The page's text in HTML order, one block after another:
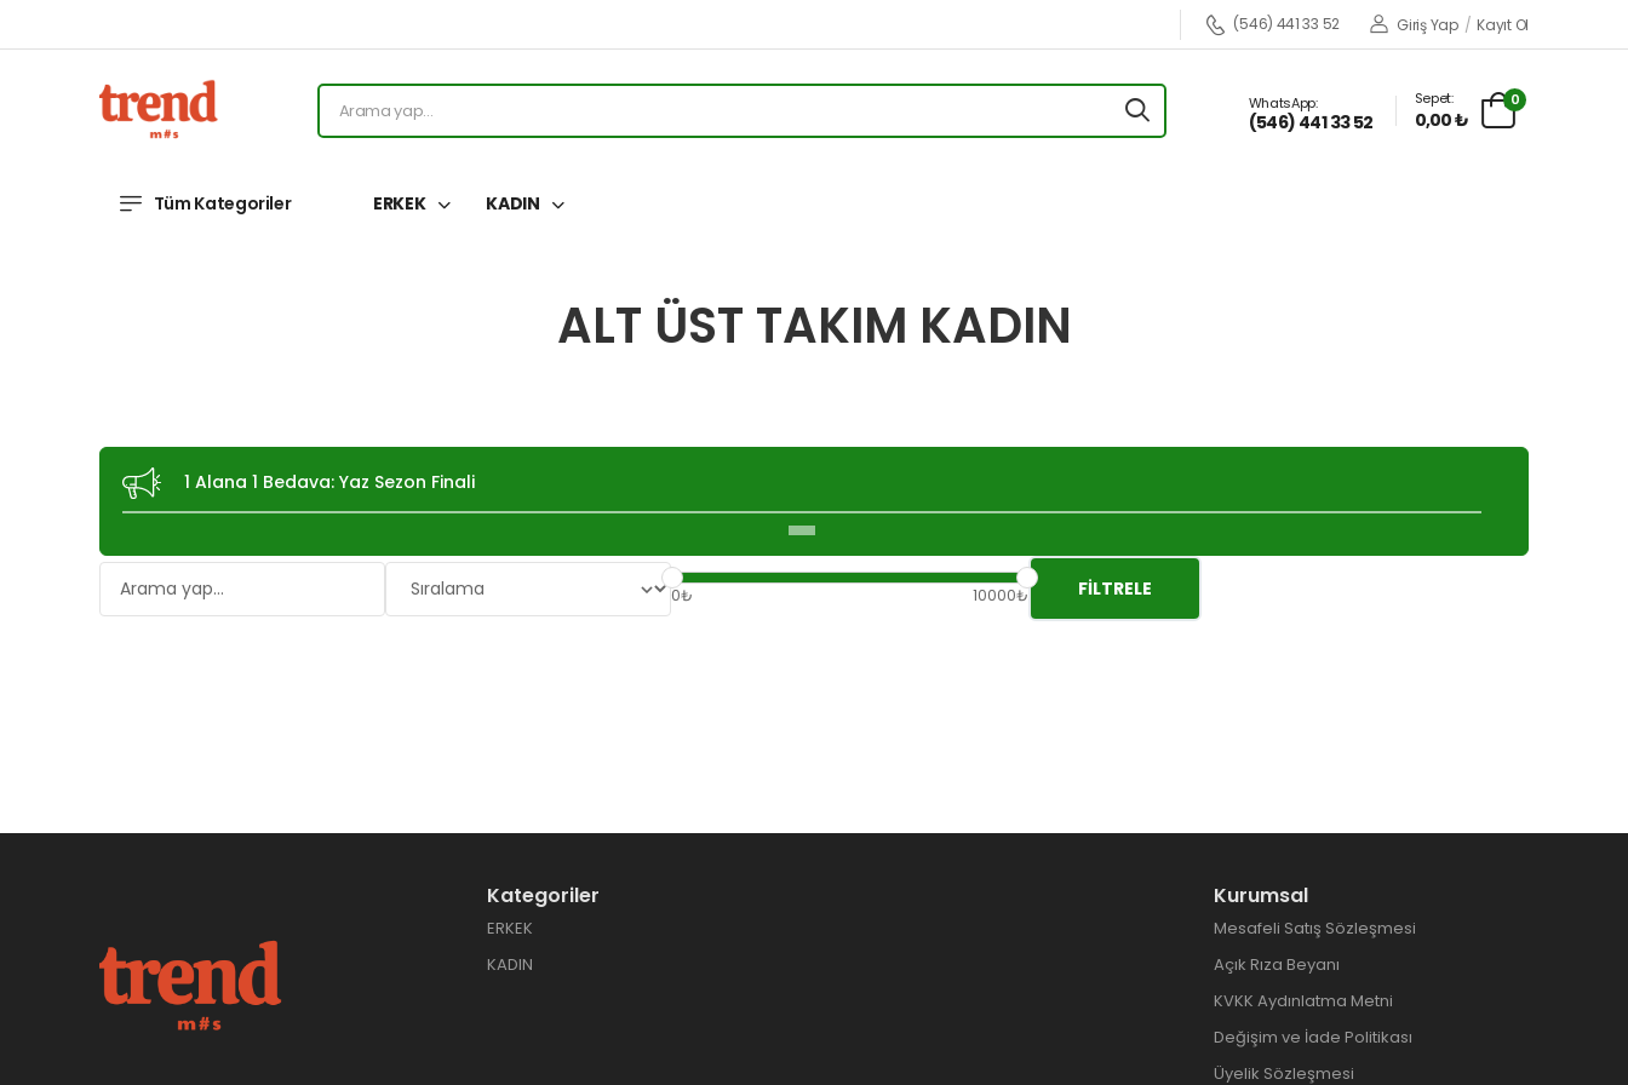
(546) 441 33 52 Giriş Yap / Kayıt Ol
WhatsApp:
(546) 441 33 52
Sepet:
0,00 ₺
0
Tüm Kategoriler ERKEK KADIN
ALT ÜST TAKIM KADIN
1 Alana 1 Bedava: Yaz Sezon Finali
0₺ 10000₺ FILTRELE
Kategoriler
ERKEK
KADIN
Kurumsal
Mesafeli Satış Sözleşmesi
Açık Rıza Beyanı
KVKK Aydınlatma Metni
Değişim ve İade Politikası
Üyelik Sözleşmesi